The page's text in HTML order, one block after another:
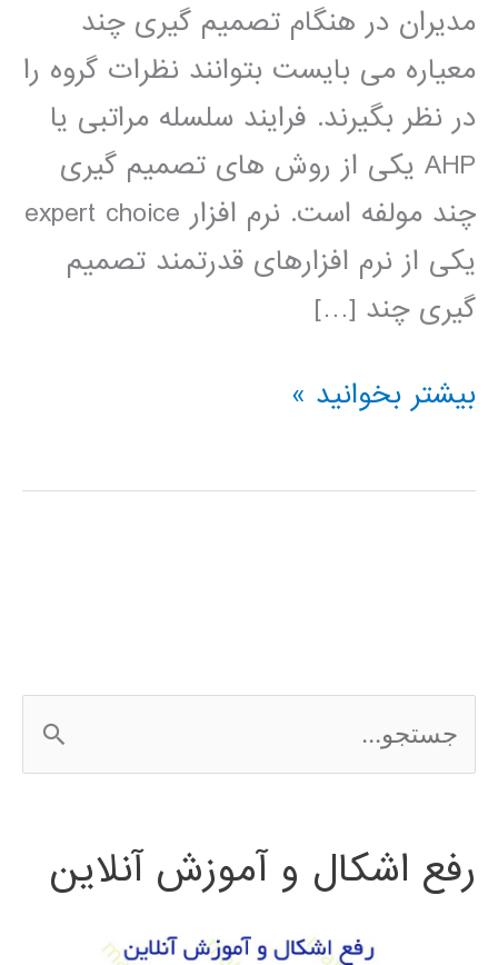
مدیران در هنگام تصمیم گیری چند
معیاره می بایست بتوانند نظرات گروه را
در نظر بگیرند. فرایند سلسله مراتبی یا
AHP یکی از روش های تصمیم گیری
چند مولفه است. نرم افزار expert choice
یکی از نرم افزارهای قدرتمند تصمیم
گیری چند […]
فیلم
فارسی
بیشتر بخوانید »
س
ج
رفع اشکال و آموزش آنلاین